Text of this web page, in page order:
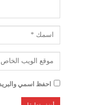
احفظ اسمي والبريد